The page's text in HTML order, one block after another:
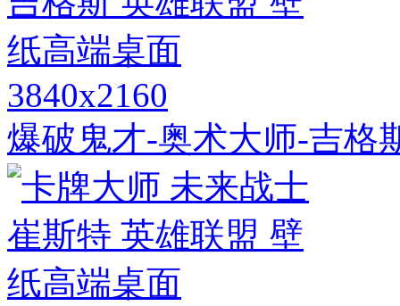
3840x2160
爆破鬼才-奥术大师-吉格